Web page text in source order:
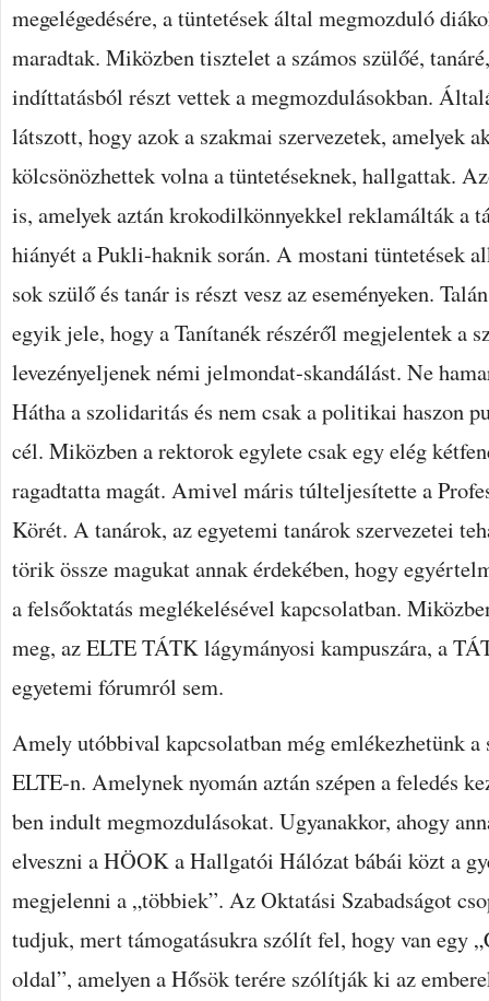
megelégedésére, a tüntetések által megmozduló
maradtak. Miközben tisztelet a számos szülőé,
indíttatásból részt vettek a megmozdulásokban.
látszott, hogy azok a szakmai szervezetek, amelyek
kölcsönözhettek volna a tüntetéseknek, hallgattak.
is, amelyek aztán krokodilkönnyekkel reklamálták a
hiányét a Pukli-haknik során. A mostani tüntetések
sok szülő és tanár is részt vesz az eseményeken.
egyik jele, hogy a Tanítanék részéről megjelentek a
levezényeljenek némi jelmondat-skandálást. Ne
Hátha a szolidaritás és nem csak a politikai haszon
cél. Miközben a rektorok egylete csak egy elég
ragadtatta magát. Amivel máris túlteljesítette a
Körét. A tanárok, az egyetemi tanárok szervezetei
törik össze magukat annak érdekében, hogy
a felsőoktatás meglékelésével kapcsolatban.
meg, az ELTE TÁTK lágymányosi kampuszára, a
egyetemi fórumról sem.
Amely utóbbival kapcsolatban még emlékezhetünk a
ELTE-n. Amelynek nyomán aztán szépen a feledés
ben indult megmozdulásokat. Ugyanakkor, ahogy
elveszni a HÖOK a Hallgatói Hálózat bábái közt a
megjelenni a „többiek”. Az Oktatási Szabadságot
tudjuk, mert támogatásukra szólít fel, hogy van egy
oldal”, amelyen a Hősök terére szólítják ki az